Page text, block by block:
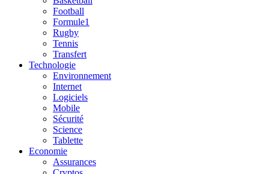
Football
Formule1
Rugby
Tennis
Transfert
Technologie
Environnement
Internet
Logiciels
Mobile
Sécurité
Science
Tablette
Economie
Assurances